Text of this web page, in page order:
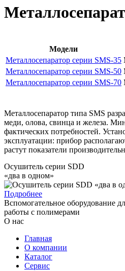
Модели
Металлосепаратор серии SMS-35
Металлосепаратор серии SMS-50
Металлосепаратор серии SMS-70
Металлосепаратор типа SMS
меди, олова, свинца и железа.
фактических потребностей.
эксплуатации: прибор
растут показатели
Осушитель серии SDD
«два в одном»
Подробнее
Вспомогательное оборудование
работы с полимерами
О нас
Главная
О компании
Каталог
Сервис